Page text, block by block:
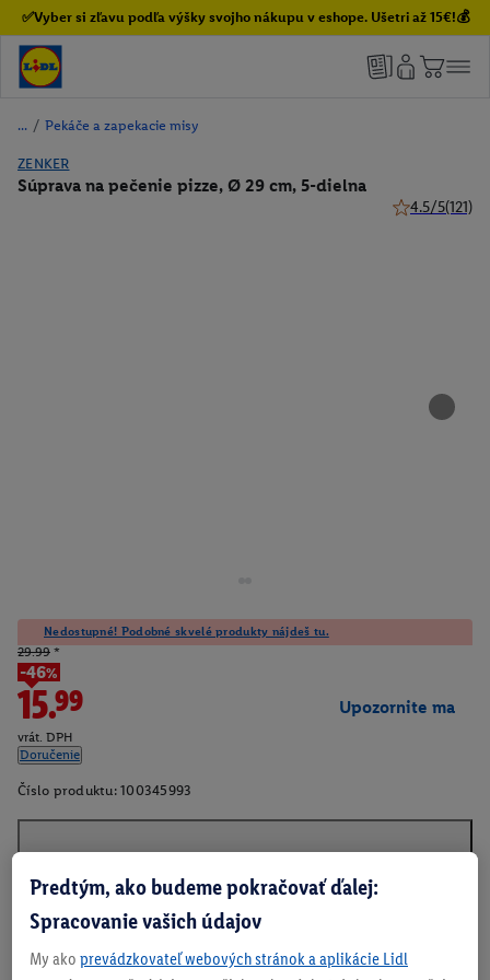
✅Vyber si zľavu podľa výšky svojho nákupu v eshope. Ušetri až 15€!💰
/ Pekáče a zapekacie misy
ZENKER
Súprava na pečenie pizze, Ø 29 cm, 5-dielna
4.5/5(121)
Nedostupné! Podobné skvelé produkty nájdeš tu.
29.99 *
-46%
15.99
vrát. DPH
Doručenie
Upozornite ma
Číslo produktu: 100345993
Predtým, ako budeme pokračovať ďalej:
Spracovanie vašich údajov
My ako prevádzkovateľ webových stránok a aplikácie Lidl